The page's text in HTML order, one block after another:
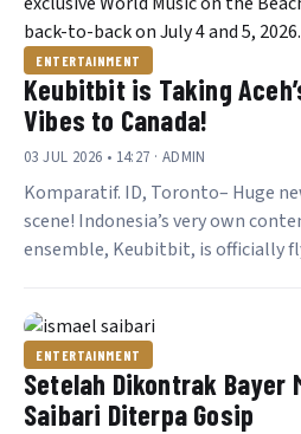
ENTERTAINMENT
Keubitbit is Taking
Vibes to Canada!
03 JUL 2026 • 14:27 · ADMIN
Komparatif. ID, Toronto– Huge
scene! Indonesia’s very own
ensemble, Keubitbit, is officially
ENTERTAINMENT
Setelah Dikontrak Bayer
Saibari Diterpa Gosip